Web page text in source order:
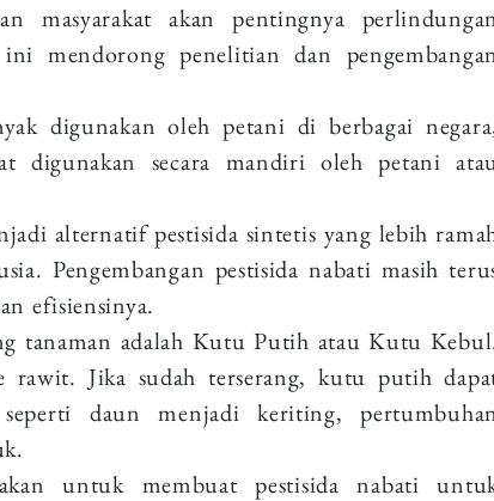
masyarakat akan pentingnya
mendorong penelitian dan
digunakan oleh petani di berbagai
digunakan secara mandiri oleh petani
alternatif pestisida sintetis yang lebih
Pengembangan pestisida nabati masih
efisiensinya.
tanaman adalah Kutu Putih atau Kutu
Jika sudah terserang, kutu putih
seperti daun menjadi keriting,
untuk membuat pestisida nabati